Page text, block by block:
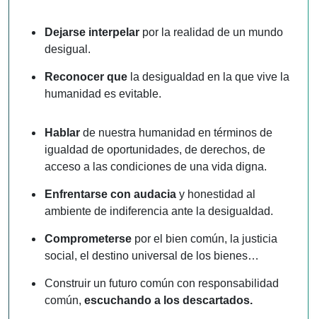
Dejarse interpelar por la realidad de un mundo
desigual.
Reconocer que la desigualdad en la que vive la
humanidad es evitable.
Hablar de nuestra humanidad en términos de
igualdad de oportunidades, de derechos, de
acceso a las condiciones de una vida digna.
Enfrentarse con audacia y honestidad al
ambiente de indiferencia ante la desigualdad.
Comprometerse por el bien común, la justicia
social, el destino universal de los bienes…
Construir un futuro común con responsabilidad
común, escuchando a los descartados.